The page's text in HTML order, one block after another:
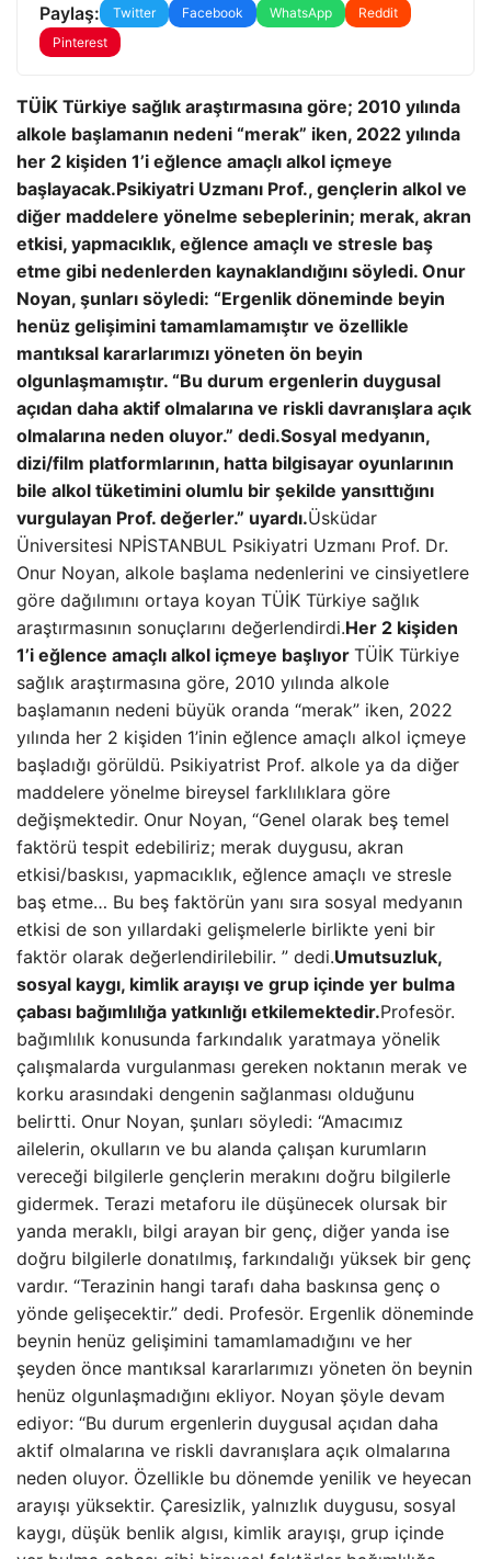
Paylaş: Twitter Facebook WhatsApp
Reddit
Pinterest
TÜİK Türkiye sağlık araştırmasına göre; 2010 yılında
alkole başlamanın nedeni “merak” iken, 2022 yılında
her 2 kişiden 1’i eğlence amaçlı alkol içmeye
başlayacak.Psikiyatri Uzmanı Prof., gençlerin alkol ve
diğer maddelere yönelme sebeplerinin; merak, akran
etkisi, yapmacıklık, eğlence amaçlı ve stresle baş
etme gibi nedenlerden kaynaklandığını söyledi. Onur
Noyan, şunları söyledi: “Ergenlik döneminde beyin
henüz gelişimini tamamlamamıştır ve özellikle
mantıksal kararlarımızı yöneten ön beyin
olgunlaşmamıştır. “Bu durum ergenlerin duygusal
açıdan daha aktif olmalarına ve riskli davranışlara açık
olmalarına neden oluyor.” dedi.Sosyal medyanın,
dizi/film platformlarının, hatta bilgisayar oyunlarının
bile alkol tüketimini olumlu bir şekilde yansıttığını
vurgulayan Prof. değerler.” uyardı.Üsküdar
Üniversitesi NPİSTANBUL Psikiyatri Uzmanı Prof. Dr.
Onur Noyan, alkole başlama nedenlerini ve cinsiyetlere
göre dağılımını ortaya koyan TÜİK Türkiye sağlık
araştırmasının sonuçlarını değerlendirdi.Her 2 kişiden
1’i eğlence amaçlı alkol içmeye başlıyor TÜİK Türkiye
sağlık araştırmasına göre, 2010 yılında alkole
başlamanın nedeni büyük oranda “merak” iken, 2022
yılında her 2 kişiden 1’inin eğlence amaçlı alkol içmeye
başladığı görüldü. Psikiyatrist Prof. alkole ya da diğer
maddelere yönelme bireysel farklılıklara göre
değişmektedir. Onur Noyan, “Genel olarak beş temel
faktörü tespit edebiliriz; merak duygusu, akran
etkisi/baskısı, yapmacıklık, eğlence amaçlı ve stresle
baş etme… Bu beş faktörün yanı sıra sosyal medyanın
etkisi de son yıllardaki gelişmelerle birlikte yeni bir
faktör olarak değerlendirilebilir. ” dedi.Umutsuzluk,
sosyal kaygı, kimlik arayışı ve grup içinde yer bulma
çabası bağımlılığa yatkınlığı etkilemektedir.Profesör.
bağımlılık konusunda farkındalık yaratmaya yönelik
çalışmalarda vurgulanması gereken noktanın merak ve
korku arasındaki dengenin sağlanması olduğunu
belirtti. Onur Noyan, şunları söyledi: “Amacımız
ailelerin, okulların ve bu alanda çalışan kurumların
vereceği bilgilerle gençlerin merakını doğru bilgilerle
gidermek. Terazi metaforu ile düşünecek olursak bir
yanda meraklı, bilgi arayan bir genç, diğer yanda ise
doğru bilgilerle donatılmış, farkındalığı yüksek bir genç
vardır. “Terazinin hangi tarafı daha baskınsa genç o
yönde gelişecektir.” dedi. Profesör. Ergenlik döneminde
beynin henüz gelişimini tamamlamadığını ve her
şeyden önce mantıksal kararlarımızı yöneten ön beynin
henüz olgunlaşmadığını ekliyor. Noyan şöyle devam
ediyor: “Bu durum ergenlerin duygusal açıdan daha
aktif olmalarına ve riskli davranışlara açık olmalarına
neden oluyor. Özellikle bu dönemde yenilik ve heyecan
arayışı yüksektir. Çaresizlik, yalnızlık duygusu, sosyal
kaygı, düşük benlik algısı, kimlik arayışı, grup içinde